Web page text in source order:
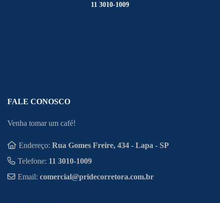
11 3010-1009
FALE CONOSCO
Venha tomar um café!
Endereço: Rua Gomes Freire, 434 - Lapa - SP
Telefone: 11 3010-1009
Email: comercial@pridecorretora.com.br